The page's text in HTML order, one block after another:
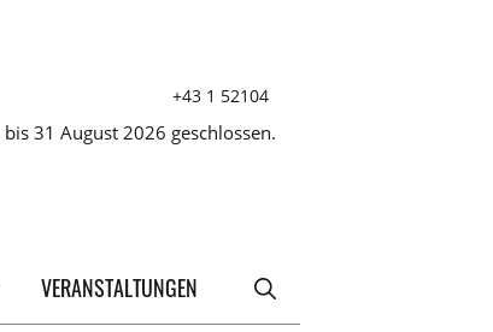
+43 1 52104
bis 31 August 2026 geschlossen.
VERANSTALTUNGEN